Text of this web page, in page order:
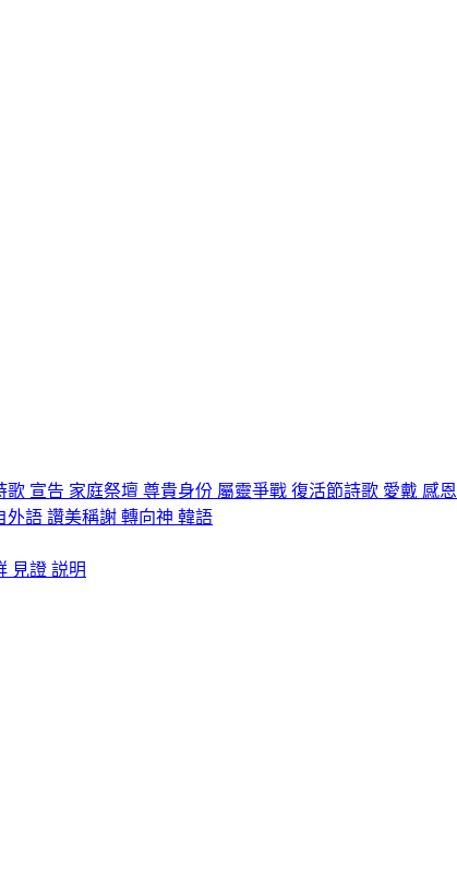
歌 宣告 家庭祭壇 尊貴身份 屬靈爭戰 復活節詩歌 愛戴 感恩
外語 讚美稱謝 轉向神 韓語
見證 説明